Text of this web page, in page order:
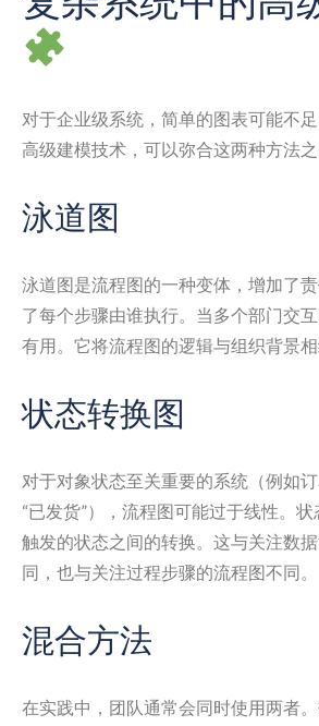
对于企业级系统，简单的图表可能不
高级建模技术，可以弥合这两种方法之
泳道图
泳道图是流程图的一种变体，增加了
了每个步骤由谁执行。当多个部门交
有用。它将流程图的逻辑与组织背景相
状态转换图
对于对象状态至关重要的系统（例如
“已发货”），流程图可能过于线性。
触发的状态之间的转换。这与关注数
同，也与关注过程步骤的流程图不同。
混合方法
在实践中，团队通常会同时使用两者